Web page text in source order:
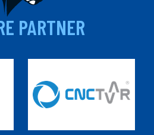
PARTNER